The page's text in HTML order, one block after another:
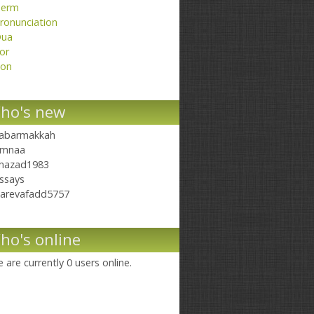
new
online
are currently 0 users online.